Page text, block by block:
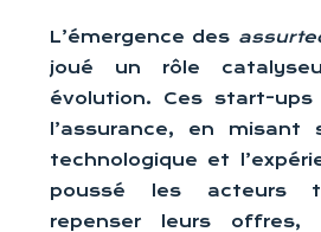
L’émergence des
joué un rôle
évolution. Ces start-
l’assurance, en misant
technologique et
poussé les acteurs
repenser leurs offres,